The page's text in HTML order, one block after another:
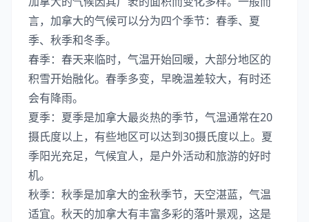
言，加拿大的气候可以分为四个季节：春季、夏
季、秋季和冬季。
春季：春天来临时，气温开始回暖，大部分地区的
积雪开始融化。春季多变，早晚温差较大，有时还
会有降雨。
夏季：夏季是加拿大最炎热的季节，气温通常在20
摄氏度以上，有些地区可以达到30摄氏度以上。夏
季阳光充足，气候宜人，是户外活动和旅游的好时
机。
秋季：秋季是加拿大的金秋季节，天空湛蓝，气温
适宜。秋天的加拿大有丰富多彩的落叶景观，这是